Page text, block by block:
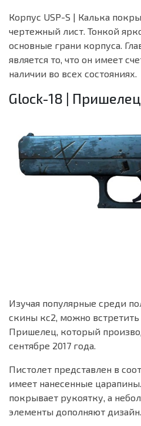
Корпус USP-S | Калька
чертежный лист. Тонкой
основные грани корпуса.
является то, что он имеет
наличии во всех состояниях.
Glock-18 | Пришелец
Изучая популярные среди
скины кс2, можно встретить
Пришелец, который
сентябре 2017 года.
Пистолет представлен в
имеет нанесенные
покрывает рукоятку, а
элементы дополняют дизайн.